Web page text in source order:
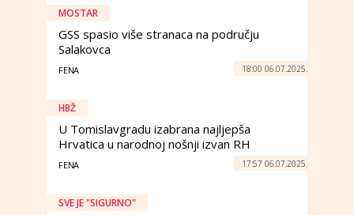
MOSTAR
GSS spasio više stranaca na području
Salakovca
FENA 18:00 06.07.2025.
HBŽ
U Tomislavgradu izabrana najljepša
Hrvatica u narodnoj nošnji izvan RH
FENA 17:57 06.07.2025.
SVE JE "SIGURNO"